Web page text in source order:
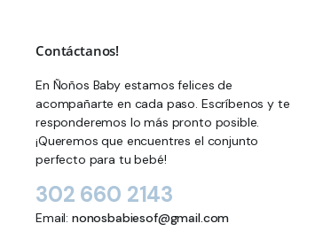
Contáctanos!
En Ñoños Baby estamos felices de
acompañarte en cada paso. Escríbenos y te
responderemos lo más pronto posible.
¡Queremos que encuentres el conjunto
perfecto para tu bebé!
302 660 2143
Email: nonosbabiesof@gmail.com